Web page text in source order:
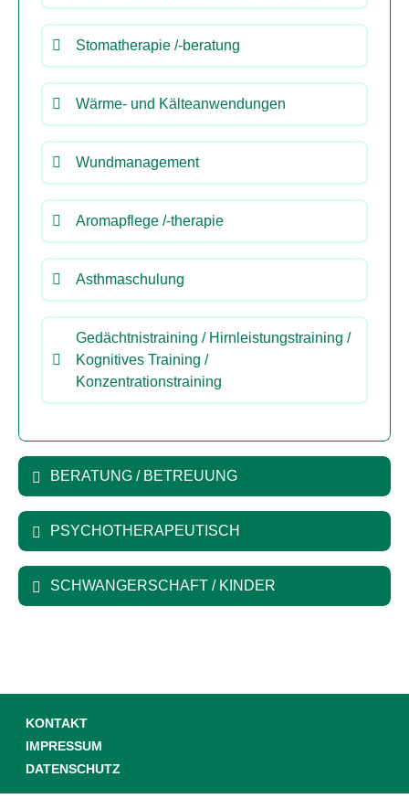
Stomatherapie /-beratung
Wärme- und Kälteanwendungen
Wundmanagement
Aromapflege /-therapie
Asthmaschulung
Gedächtnistraining / Hirnleistungstraining /
Kognitives Training /
Konzentrationstraining
BERATUNG / BETREUUNG
PSYCHOTHERAPEUTISCH
SCHWANGERSCHAFT / KINDER
KONTAKT
IMPRESSUM
DATENSCHUTZ